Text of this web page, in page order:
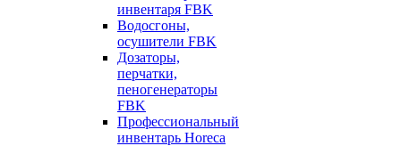
инвентаря FBK
Водосгоны,
осушители FBK
Дозаторы,
перчатки,
пеногенераторы
FBK
Профессиональный
инвентарь Horeca